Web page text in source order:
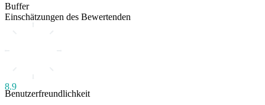
Buffer
Einschätzungen des Bewertenden
8.9
Benutzerfreundlichkeit